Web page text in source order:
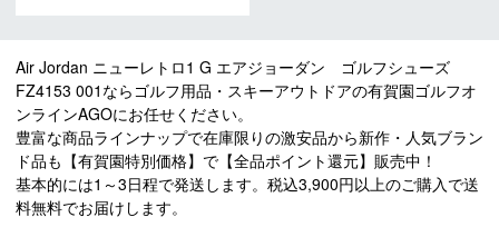
Air Jordan ニューレトロ1 G エアジョーダン ゴルフシューズ
FZ4153 001ならゴルフ用品・スキーアウトドアの有賀園ゴルフオ
ンラインAGOにお任せください。
豊富な商品ラインナップで在庫限りの激安品から新作・人気ブラン
ド品も【有賀園特別価格】で【全品ポイント還元】販売中！
基本的には1～3日程で発送します。税込3,900円以上のご購入で送
料無料でお届けします。